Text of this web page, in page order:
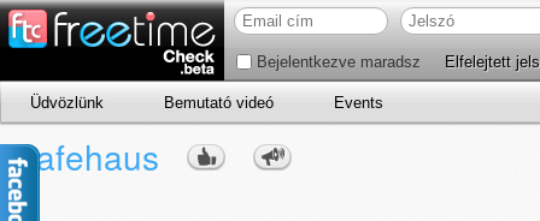
Bejelentkezve maradsz Elfelejtett
Üdvözlünk Bemutató videó Events
Cafehaus